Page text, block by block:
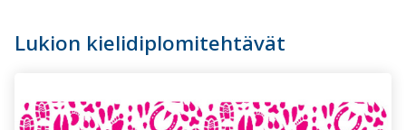
Lukion kielidiplomitehtävät